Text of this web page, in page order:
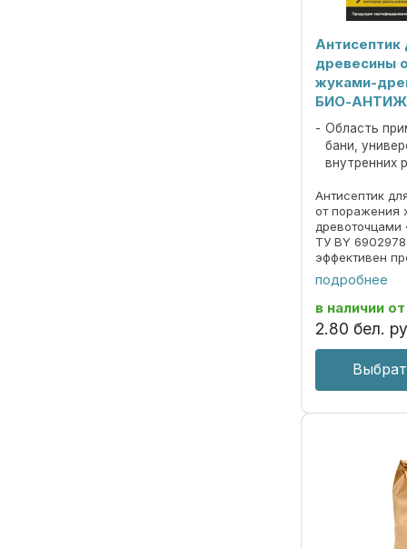
древесины
жуками-
БИО-
Область
бани,
внутренних
Антисептик
от поражения
ТУ BY
эффективен
вызывает
подробнее
в наличии от
2.80 бел.